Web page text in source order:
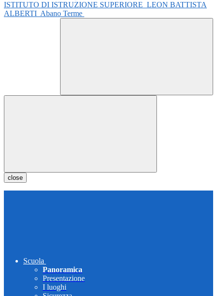
ISTITUTO DI ISTRUZIONE SUPERIORE LEON BATTISTA
ALBERTI Abano Terme
close
Scuola
Panoramica
Presentazione
I luoghi